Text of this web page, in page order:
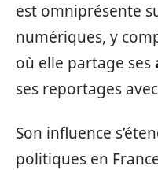
est omniprésente
numériques, y
où elle partage ses
ses reportages
Son influence
politiques en